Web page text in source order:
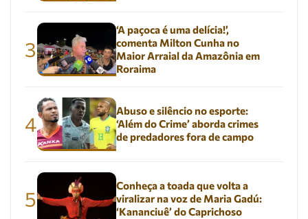
3
‘A paçoca é uma delícia!’,
comenta Milton Cunha no
Maior Arraial da Amazônia em
Roraima
4
Abuso e silêncio no esporte:
‘Além do Crime’ aborda crimes
de predadores fora de campo
5
Conheça a toada que volta a
viralizar na voz de Maria Gadú:
‘Kananciuê’ do Caprichoso